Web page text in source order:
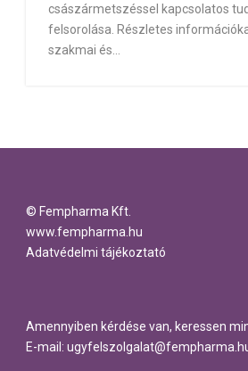
császármetszéssel kapcsolatos
felsorolása. Részletes
szakmai és...
© Fempharma Kft.
www.fempharma.hu
Adatvédelmi tájékoztató
Amennyiben kérdése van, keressen
E-mail: